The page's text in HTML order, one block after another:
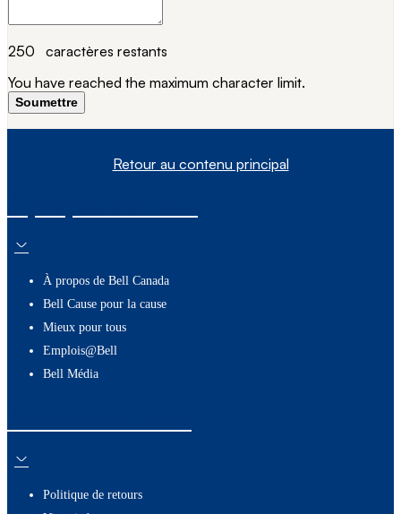
250 caractères restants
You have reached the maximum character limit.
Soumettre
Retour au contenu principal
À propos de Bell Canada
Bell Cause pour la cause
Mieux pour tous
Emplois@Bell
Bell Média
Politique de retours